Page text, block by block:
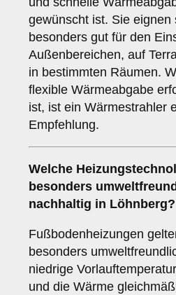
gewünscht ist. Sie eignen
besonders gut für den
Außenbereichen, auf
in bestimmten Räumen.
flexible Wärmeabgabe
ist, ist ein Wärmestrahler
Empfehlung.
Welche
besonders
nachhaltig in Löhnberg?
Fußbodenheizungen
besonders
niedrige
und die Wärme